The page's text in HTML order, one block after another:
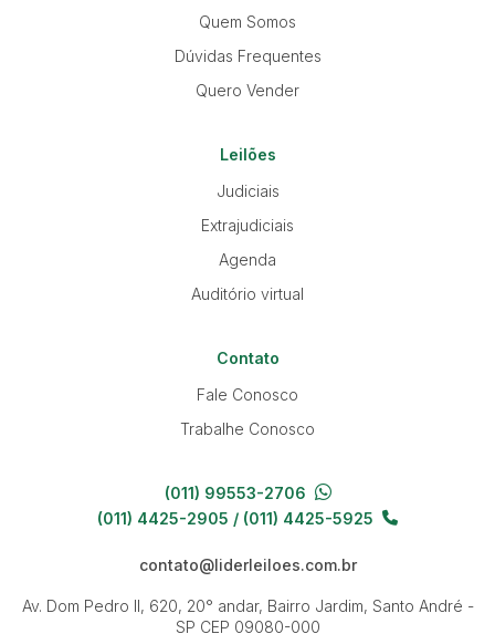
Quem Somos
Dúvidas Frequentes
Quero Vender
Leilões
Judiciais
Extrajudiciais
Agenda
Auditório virtual
Contato
Fale Conosco
Trabalhe Conosco
(011) 99553-2706
(011) 4425-2905 / (011) 4425-5925
contato@liderleiloes.com.br
Av. Dom Pedro II, 620, 20° andar, Bairro Jardim, Santo André -
SP CEP 09080-000